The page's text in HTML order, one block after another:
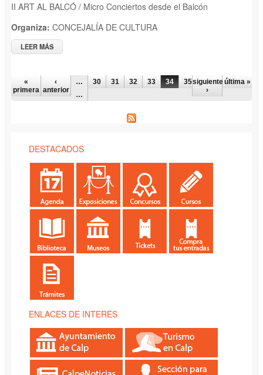
II ART AL BALCÓ / Micro Conciertos desde el Balcón
Organiza: CONCEJALÍA DE CULTURA
LEER MÁS
TRADICIONAL
PÁGINAS
«
primera
‹
anterior
… 30 31 32 33 34 35 36 37
38
…
siguiente
›
última »
DESTACADOS
ENLACES DE INTERÉS